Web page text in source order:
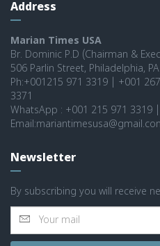
Address
Marian Times USA
Br. Dominic P.D (Chairman &
506 Parlin Street, Philadelphia,
Ph:+001215 971 3319 | +001
3371
WhatsApp : +001 215 971 3319 |
Newsletter
By subscribing you will receive